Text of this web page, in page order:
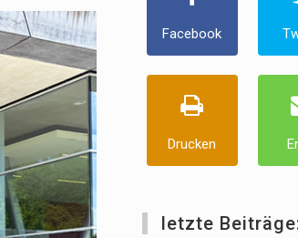
Facebook
Drucken
letzte